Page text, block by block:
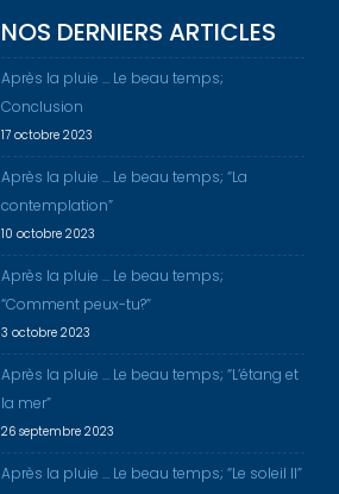
NOS DERNIERS ARTICLES
Après la pluie … Le beau temps;
Conclusion
17 octobre 2023
Après la pluie … Le beau temps; “La
contemplation”
10 octobre 2023
Après la pluie … Le beau temps;
“Comment peux-tu?”
3 octobre 2023
Après la pluie … Le beau temps; “L’étang et
la mer”
26 septembre 2023
Après la pluie … Le beau temps; “Le soleil II”